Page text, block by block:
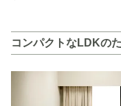
コンパクトなLDKの